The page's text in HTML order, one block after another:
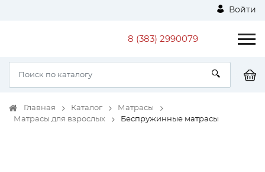
Войти
8 (383) 2990079
Главная Каталог
Матрасы
Матрасы для взрослых
Беспружинные матрасы